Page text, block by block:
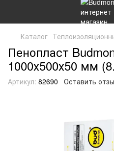
Каталог
Пенопласт
1000х500х50 мм
Артикул: 82690 Оставить